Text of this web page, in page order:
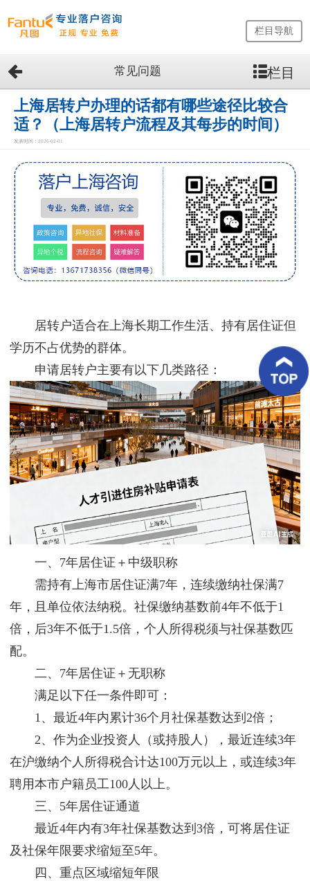
网
站
首
页
留
生
务
优
案
客
户
好
评
新
闻
资
栏目导航
常见问题 栏目
上海居转户办理的话都有哪些途径比较合
适？（上海居转户流程及其每步的时间）
发表时间：2026-02-01
居转户适合在上海长期工作生活、持有居住证但
学历不占优势的群体。
申请居转户主要有以下几类路径：
一、7年居住证＋中级职称
需持有上海市居住证满7年，连续缴纳社保满7
年，且单位依法纳税。社保缴纳基数前4年不低于1
倍，后3年不低于1.5倍，个人所得税须与社保基数匹
配。
二、7年居住证＋无职称
满足以下任一条件即可：
1、最近4年内累计36个月社保基数达到2倍；
2、作为企业投资人（或持股人），最近连续3年
在沪缴纳个人所得税合计达100万元以上，或连续3年
聘用本市户籍员工100人以上。
三、5年居住证通道
最近4年内有3年社保基数达到3倍，可将居住证
及社保年限要求缩短至5年。
四、重点区域缩短年限